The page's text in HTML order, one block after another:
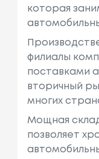
которая
филиалы
поставками
вторичный
многих
Мощная
позволяет